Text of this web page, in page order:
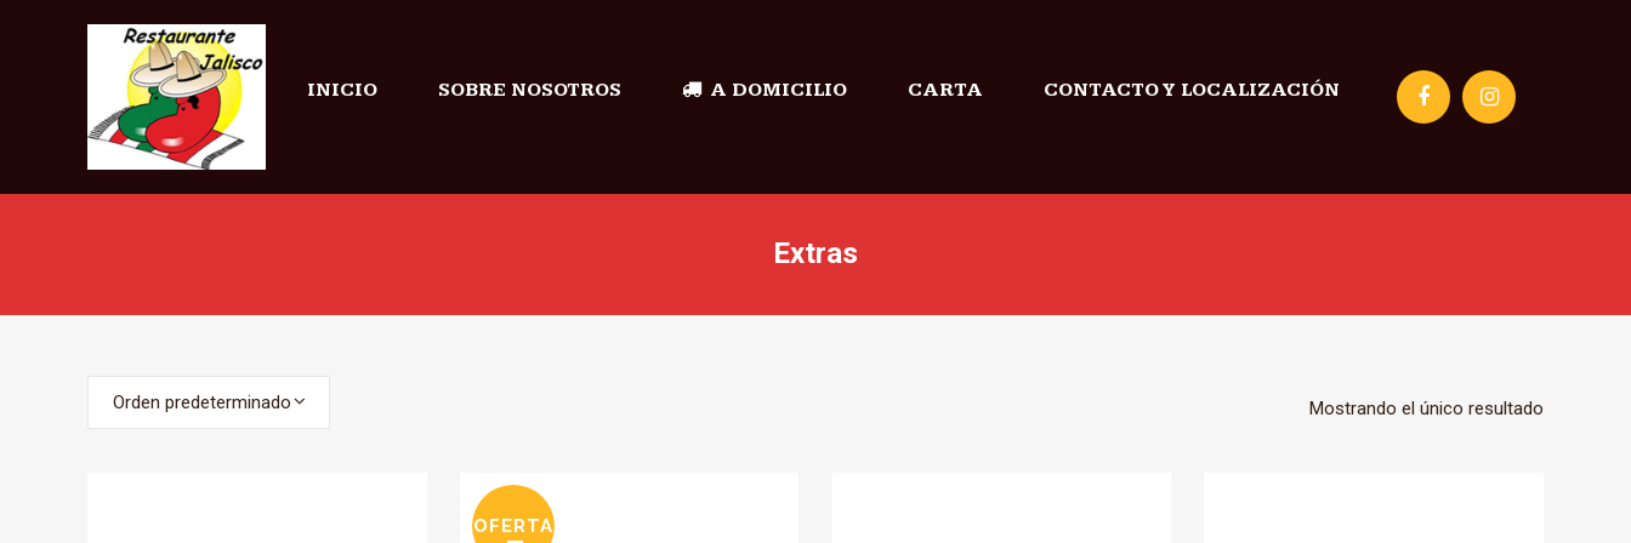
INICIO SOBRE NOSOTROS A DOMICILIO CARTA CONTACTO Y LOCALIZACIÓN
Extras
Mostrando el único resultado
Orden predeterminado
OFERTA